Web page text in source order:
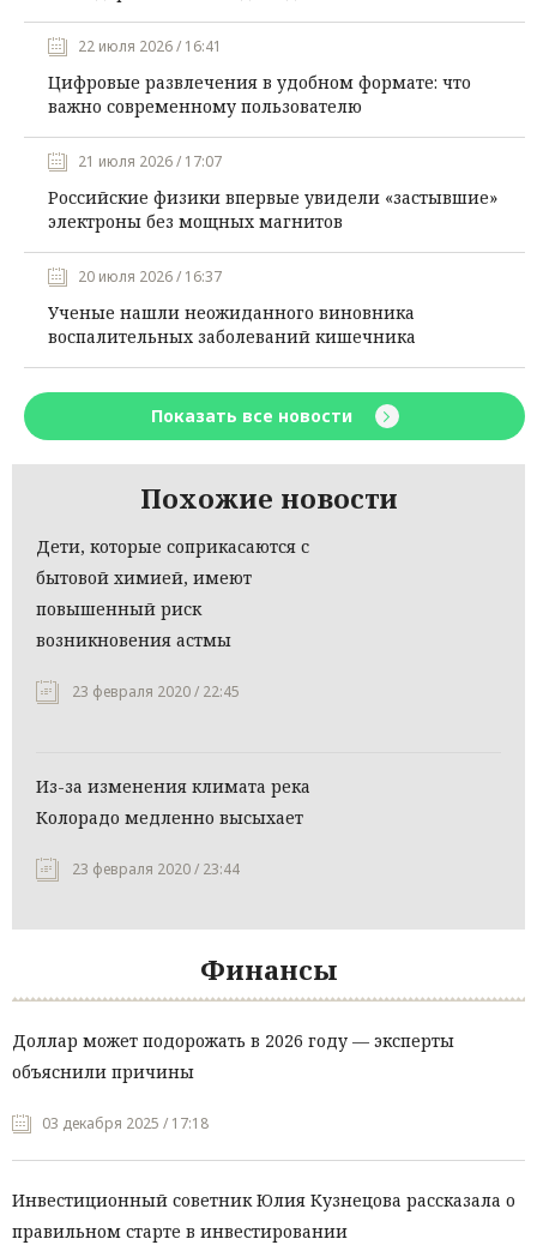
22 июля 2026 / 16:41
Цифровые развлечения в удобном формате: что
важно современному пользователю
21 июля 2026 / 17:07
Российские физики впервые увидели «застывшие»
электроны без мощных магнитов
20 июля 2026 / 16:37
Ученые нашли неожиданного виновника
воспалительных заболеваний кишечника
Показать все новости
Похожие новости
Дети, которые соприкасаются с
бытовой химией, имеют
повышенный риск
возникновения астмы
23 февраля 2020 / 22:45
Из-за изменения климата река
Колорадо медленно высыхает
23 февраля 2020 / 23:44
Финансы
Доллар может подорожать в 2026 году — эксперты
объяснили причины
03 декабря 2025 / 17:18
Инвестиционный советник Юлия Кузнецова рассказала о
правильном старте в инвестировании